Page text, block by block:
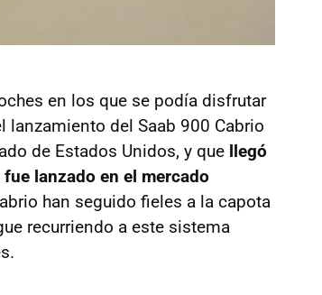
en los que se podía disfrutar
del Saab 900 Cabrio
de Estados Unidos, y que llegó
lanzado en el mercado
han seguido fieles a la capota
recurriendo a este sistema